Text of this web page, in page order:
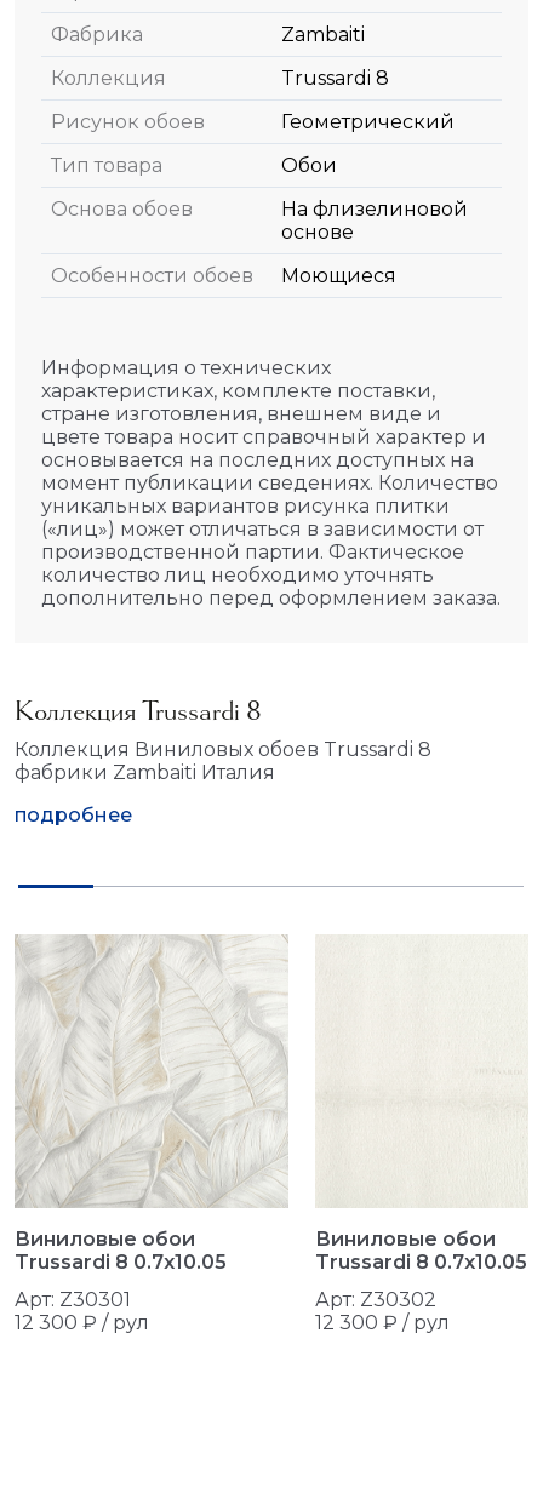
Фабрика
Zambaiti
Коллекция
Trussardi 8
Рисунок обоев
Геометрический
Тип товара
Обои
Основа обоев
На флизелиновой
основе
Особенности обоев
Моющиеся
Информация о технических
характеристиках, комплекте поставки,
стране изготовления, внешнем виде и
цвете товара носит справочный характер и
основывается на последних доступных на
момент публикации сведениях. Количество
уникальных вариантов рисунка плитки
(«лиц») может отличаться в зависимости от
производственной партии. Фактическое
количество лиц необходимо уточнять
дополнительно перед оформлением заказа.
Коллекция Trussardi 8
Коллекция Виниловых обоев Trussardi 8
фабрики Zambaiti Италия
подробнее
Виниловые обои
Trussardi 8 0.7x10.05
Арт: Z30301
12 300 ₽ / рул
Виниловые обои
Trussardi 8 0.7x10.05
Арт: Z30302
12 300 ₽ / рул